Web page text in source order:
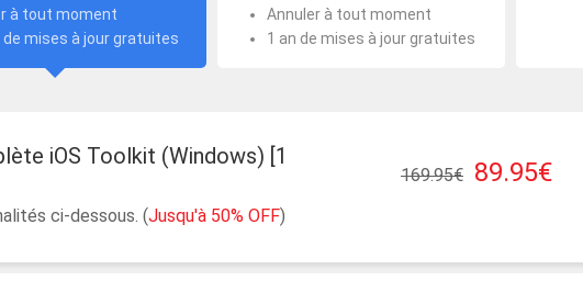
à tout moment
de mises à jour gratuites
Annuler à tout moment
1 an de mises à jour gratuites
iOS Toolkit (Windows) [1
ci-dessous. (Jusqu'à 50% OFF)
89.95€
169.95€